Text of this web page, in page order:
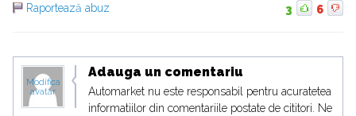
Raportează abuz
3 6
Modifica
avatar
Adauga un comentariu
Automarket nu este responsabil pentru acuratetea
informatiilor din comentariile postate de cititori. Ne